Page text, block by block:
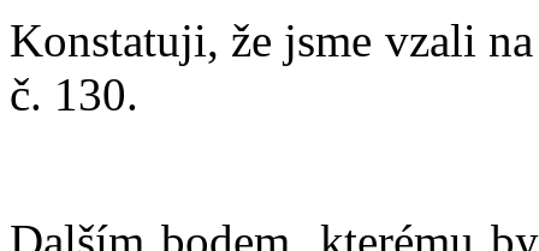
Konstatuji, že jsme vzali
č. 130.